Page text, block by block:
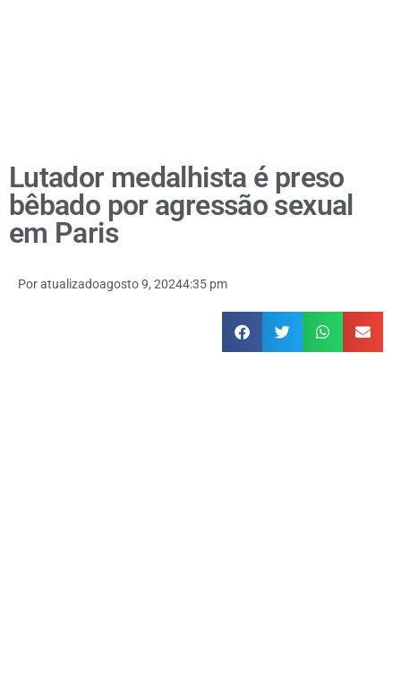
Lutador medalhista é preso
bêbado por agressão sexual
em Paris
Poratualizadoagosto 9, 20244:35 pm